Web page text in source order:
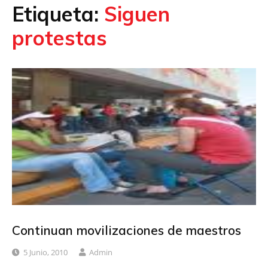
Etiqueta: Siguen
protestas
Continuan movilizaciones de maestros
5 Junio, 2010 Admin